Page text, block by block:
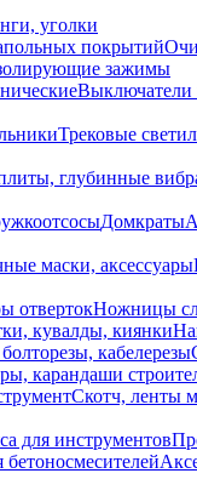
уголки
покрытий
зажимы
Выключатели
Трековые
глубинные
Домкраты
маски, аксессуары
отвертокНожницы
кувалды, киянки
кабелерезы
карандаши
Скотч, ленты
для инструментов